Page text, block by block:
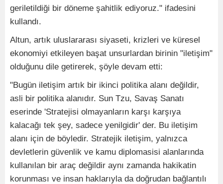
geriletildiği bir döneme şahitlik ediyoruz." ifadesini
kullandı.
Altun, artık uluslararası siyaseti, krizleri ve küresel
ekonomiyi etkileyen başat unsurlardan birinin "iletişim"
olduğunu dile getirerek, şöyle devam etti:
"Bugün iletişim artık bir ikinci politika alanı değildir,
asli bir politika alanıdır. Sun Tzu, Savaş Sanatı
eserinde 'Stratejisi olmayanların karşı karşıya
kalacağı tek şey, sadece yenilgidir' der. Bu iletişim
alanı için de böyledir. Stratejik iletişim, yalnızca
devletlerin güvenlik ve kamu diplomasisi alanlarında
kullanılan bir araç değildir aynı zamanda hakikatin
korunması ve insan haklarıyla da doğrudan bağlantılı